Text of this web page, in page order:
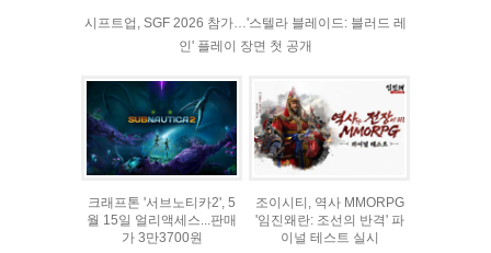
시프트업, SGF 2026 참가…'스텔라 블레이드: 블러드 레
인' 플레이 장면 첫 공개
크래프톤 '서브노티카2', 5
월 15일 얼리액세스...판매
가 3만3700원
조이시티, 역사 MMORPG
'임진왜란: 조선의 반격' 파
이널 테스트 실시